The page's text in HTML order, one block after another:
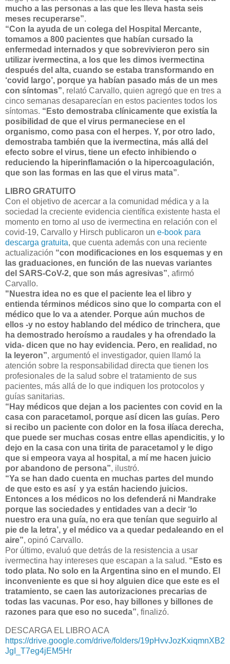
mucho a las personas a las que les lleva hasta seis
meses recuperarse”.
“Con la ayuda de un colega del Hospital Mercante,
tomamos a 800 pacientes que habían cursado la
enfermedad internados y que sobrevivieron pero sin
utilizar ivermectina, a los que les dimos ivermectina
después del alta, cuando se estaba transformando en
‘covid largo’, porque ya habían pasado más de un mes
con síntomas”, relató Carvallo, quien agregó que en tres a
cinco semanas desaparecían en estos pacientes todos los
síntomas. “Esto demostraba clínicamente que existía la
posibilidad de que el virus permaneciese en el
organismo, como pasa con el herpes. Y, por otro lado,
demostraba también que la ivermectina, más allá del
efecto sobre el virus, tiene un efecto inhibiendo o
reduciendo la hiperinflamación o la hipercoagulación,
que son las formas en las que el virus mata”.
LIBRO GRATUITO
Con el objetivo de acercar a la comunidad médica y a la
sociedad la creciente evidencia científica existente hasta el
momento en torno al uso de ivermectina en relación con el
covid-19, Carvallo y Hirsch publicaron un e-book para
descarga gratuita, que cuenta además con una reciente
actualización “con modificaciones en los esquemas y en
las graduaciones, en función de las nuevas variantes
del SARS-CoV-2, que son más agresivas”, afirmó
Carvallo.
"Nuestra idea no es que el paciente lea el libro y
entienda términos médicos sino que lo comparta con el
médico que lo va a atender. Porque aún muchos de
ellos -y no estoy hablando del médico de trinchera, que
ha demostrado heroísmo a raudales y ha ofrendado la
vida- dicen que no hay evidencia. Pero, en realidad, no
la leyeron”, argumentó el investigador, quien llamó la
atención sobre la responsabilidad directa que tienen los
profesionales de la salud sobre el tratamiento de sus
pacientes, más allá de lo que indiquen los protocolos y
guías sanitarias.
“Hay médicos que dejan a los pacientes con covid en la
casa con paracetamol, porque así dicen las guías. Pero
si recibo un paciente con dolor en la fosa ilíaca derecha,
que puede ser muchas cosas entre ellas apendicitis, y lo
dejo en la casa con una tirita de paracetamol y le digo
que si empeora vaya al hospital, a mí me hacen juicio
por abandono de persona”, ilustró.
“Ya se han dado cuenta en muchas partes del mundo
de que esto es así y ya están haciendo juicios.
Entonces a los médicos no los defenderá ni Mandrake
porque las sociedades y entidades van a decir ‘lo
nuestro era una guía, no era que tenían que seguirlo al
pie de la letra’, y el médico va a quedar pedaleando en el
aire”, opinó Carvallo.
Por último, evaluó que detrás de la resistencia a usar
ivermectina hay intereses que escapan a la salud. “Esto es
todo plata. No solo en la Argentina sino en el mundo. El
inconveniente es que si hoy alguien dice que este es el
tratamiento, se caen las autorizaciones precarias de
todas las vacunas. Por eso, hay billones y billones de
razones para que eso no suceda”, finalizó.
DESCARGA EL LIBRO ACA
https://drive.google.com/drive/folders/19pHvvJozKxiqmnXB2
JgI_T7eg4jEM5Hr